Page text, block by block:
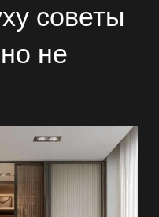
советы
не